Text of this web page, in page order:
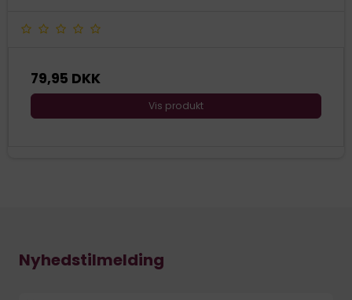
79,95 DKK
Vis produkt
Nyhedstilmelding